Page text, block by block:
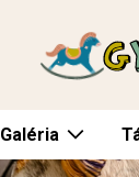
Galéria